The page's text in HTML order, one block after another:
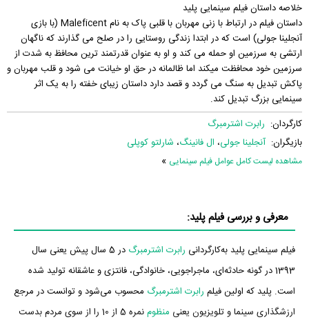
خلاصه داستان فیلم سینمایی پلید
داستان فیلم در ارتباط با زنی مهربان با قلبی پاک به نام Maleficent (با بازی
آنجلینا جولی) است که در ابتدا زندگی روستایی را در صلح می گذارند که ناگهان
ارتشی به سرزمین او حمله می کند و او به عنوان قدرتمند ترین محافظ به شدت از
سرزمین خود محافظت میکند اما ظالمانه در حق او خیانت می شود و قلب مهربان و
پاکش تبدیل به سنگ می گردد و قصد دارد داستان زیبای خفته را به یک اثر
سینمایی بزرگ تبدیل کند.
کارگردان: رابرت اشترمبرگ
بازیگران: آنجلینا جولی، ال فانینگ، شارلتو کوپلی
مشاهده لیست کامل عوامل فیلم سینمایی »
معرفی و بررسی فیلم پلید:
فیلم سینمایی پلید به‌کارگردانی رابرت اشترمبرگ
در 5 سال پیش یعنی سال
1393 در گونه حادثه‌ای، ماجراجویی، خانوادگی، فانتزی و عاشقانه تولید شده
است. پلید که اولین فیلم رابرت اشترمبرگ محسوب می‌شود و توانست در مرجع
ارزشگذاری سینما و تلویزیون یعنی منظوم
نمره 5 از 10 را از سوی مردم بدست